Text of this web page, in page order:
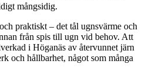
mångsidig.
praktiskt – det tål ugnsvärme och
från spis till ugn vid behov. Att
i Höganäs av återvunnet järn
och hållbarhet, något som många